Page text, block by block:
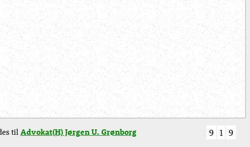
tilAdvokat(H) Jørgen U. Grønborg 9 1 9